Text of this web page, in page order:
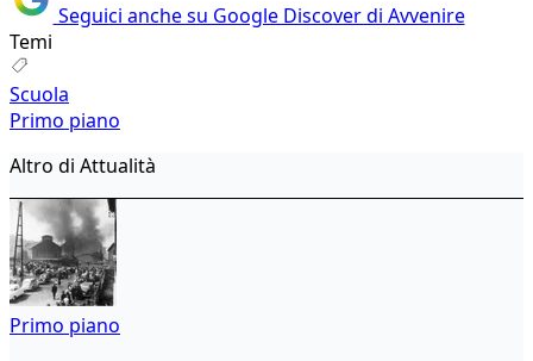
Seguici anche su Google Discover di Avvenire
Temi
Scuola
Primo piano
Altro di Attualità
Primo piano